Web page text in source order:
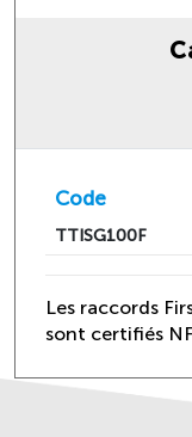
Code
TTISG100F
Les raccords
sont certifiés